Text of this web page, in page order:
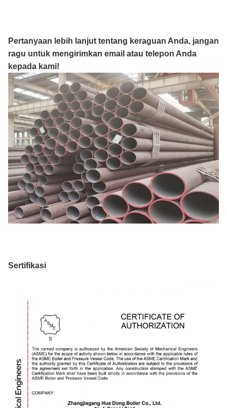
Pertanyaan lebih lanjut tentang keraguan Anda, jangan
ragu untuk mengirimkan email atau telepon Anda
kepada kami!
Sertifikasi